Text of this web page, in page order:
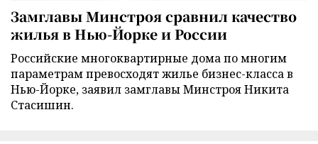
Замглавы Минстроя сравнил качество
жилья в Нью-Йорке и России
Российские многоквартирные дома по многим
параметрам превосходят жилье бизнес-класса в
Нью-Йорке, заявил замглавы Минстроя Никита
Стасишин.